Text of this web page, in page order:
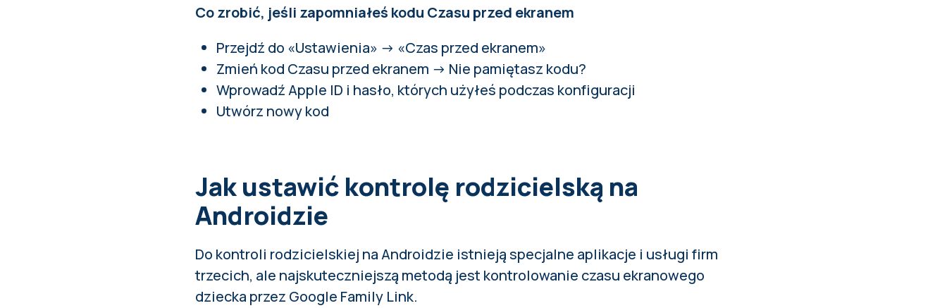
Co zrobić, jeśli zapomniałeś kodu Czasu przed ekranem
Przejdź do «Ustawienia» → «Czas przed ekranem»
Zmień kod Czasu przed ekranem → Nie pamiętasz kodu?
Wprowadź Apple ID i hasło, których użyłeś podczas konfiguracji
Utwórz nowy kod
Jak ustawić kontrolę rodzicielską na
Androidzie
Do kontroli rodzicielskiej na Androidzie istnieją specjalne aplikacje i usługi firm
trzecich, ale najskuteczniejszą metodą jest kontrolowanie czasu ekranowego
dziecka przez Google Family Link.